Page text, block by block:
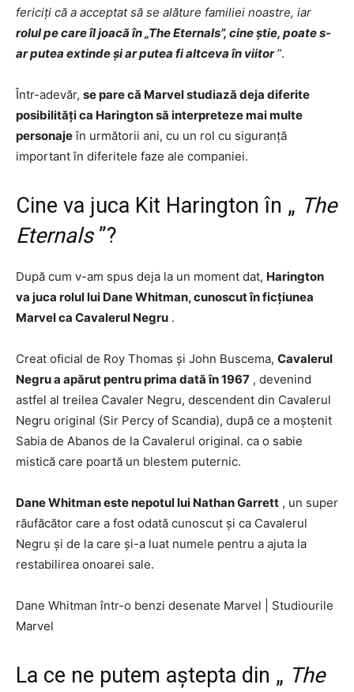
fericiți că a acceptat să se alăture familiei noastre, iar
rolul pe care îl joacă în „The Eternals”, cine știe, poate s-
ar putea extinde și ar putea fi altceva în viitor”.
Într-adevăr, se pare că Marvel studiază deja diferite
posibilități ca Harington să interpreteze mai multe
personajeîn următorii ani, cu un rol cu ​​siguranță
important în diferitele faze ale companiei.
Cine va juca Kit Harington în „ The
Eternals”?
După cum v-am spus deja la un moment dat, Harington
va juca rolul lui Dane Whitman, cunoscut în ficțiunea
Marvel ca Cavalerul Negru .
Creat oficial de Roy Thomas și John Buscema, Cavalerul
Negru a apărut pentru prima dată în 1967 , devenind
astfel al treilea Cavaler Negru, descendent din Cavalerul
Negru original (Sir Percy of Scandia), după ce a moștenit
Sabia de Abanos de la Cavalerul original. ca o sabie
mistică care poartă un blestem puternic.
Dane Whitman este nepotul lui Nathan Garrett , un super
răufăcător care a fost odată cunoscut și ca Cavalerul
Negru și de la care și-a luat numele pentru a ajuta la
restabilirea onoarei sale.
Dane Whitman într-o benzi desenate Marvel
Studiourile
Marvel
La ce ne putem aștepta din „ The